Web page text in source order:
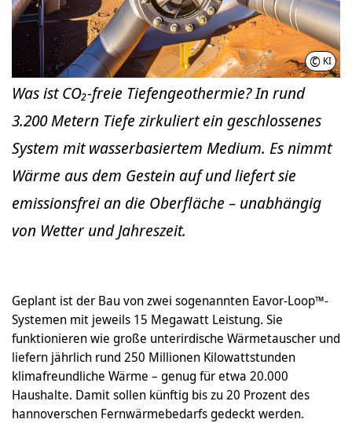
© KI
Was ist CO₂-freie Tiefengeothermie? In rund
3.200 Metern Tiefe zirkuliert ein geschlossenes
System mit wasserbasiertem Medium. Es nimmt
Wärme aus dem Gestein auf und liefert sie
emissionsfrei an die Oberfläche – unabhängig
von Wetter und Jahreszeit.
Geplant ist der Bau von zwei sogenannten Eavor-Loop™-
Systemen mit jeweils 15 Megawatt Leistung. Sie
funktionieren wie große unterirdische Wärmetauscher und
liefern jährlich rund 250 Millionen Kilowattstunden
klimafreundliche Wärme – genug für etwa 20.000
Haushalte. Damit sollen künftig bis zu 20 Prozent des
hannoverschen Fernwärmebedarfs gedeckt werden.